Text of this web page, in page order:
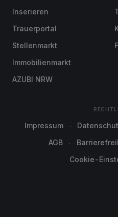
Inserieren
Trauerportal
Stellenmarkt
Immobilienmarkt
AZUBI NRW
Impressum
AGB
Cookie-